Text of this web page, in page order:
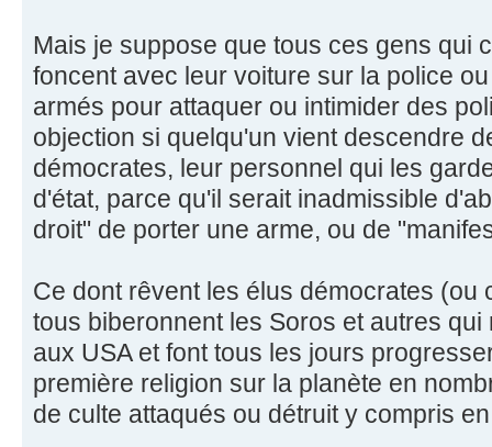
Mais je suppose que tous ces gens qui
foncent avec leur voiture sur la police
armés pour attaquer ou intimider des
objection si quelqu'un vient descendre
démocrates, leur personnel qui les
d'état, parce qu'il serait inadmissible
droit" de porter une arme, ou de
Ce dont rêvent les élus démocrates (ou
tous biberonnent les Soros et autres
aux USA et font tous les jours
première religion sur la planète en
de culte attaqués ou détruit y compris